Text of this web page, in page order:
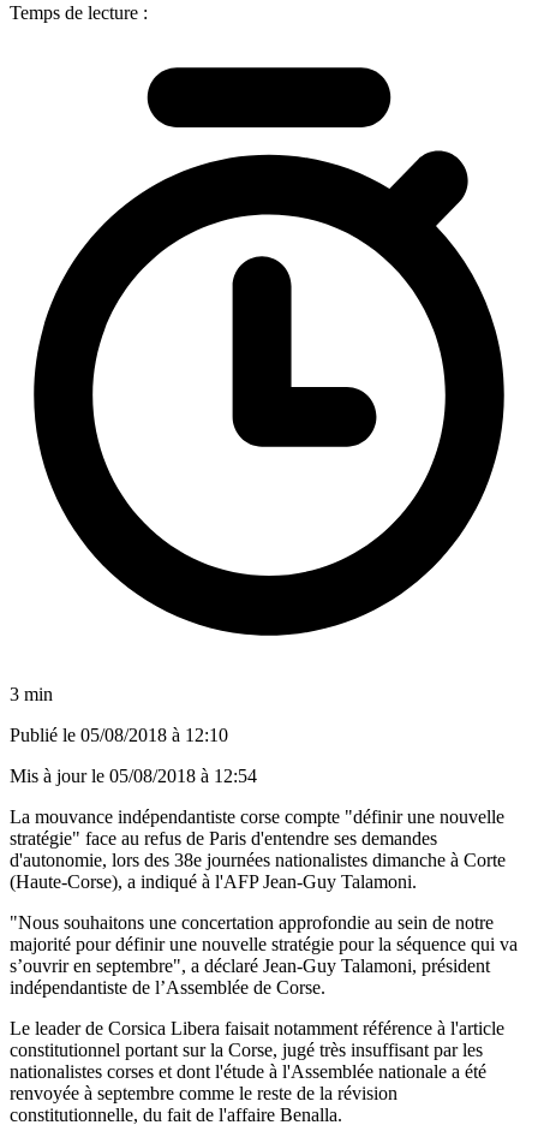
Temps de lecture :
3 min
Publié le 05/08/2018 à 12:10
Mis à jour le 05/08/2018 à 12:54
La mouvance indépendantiste corse compte "définir une nouvelle
stratégie" face au refus de Paris d'entendre ses demandes
d'autonomie, lors des 38e journées nationalistes dimanche à Corte
(Haute-Corse), a indiqué à l'AFP Jean-Guy Talamoni.
"Nous souhaitons une concertation approfondie au sein de notre
majorité pour définir une nouvelle stratégie pour la séquence qui va
s’ouvrir en septembre", a déclaré Jean-Guy Talamoni, président
indépendantiste de l’Assemblée de Corse.
Le leader de Corsica Libera faisait notamment référence à l'article
constitutionnel portant sur la Corse, jugé très insuffisant par les
nationalistes corses et dont l'étude à l'Assemblée nationale a été
renvoyée à septembre comme le reste de la révision
constitutionnelle, du fait de l'affaire Benalla.